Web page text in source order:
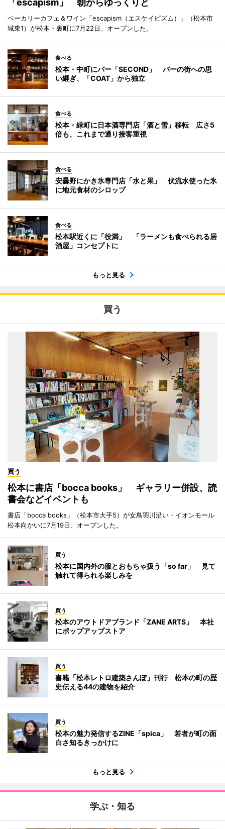
「escapism」 朝からゆっくりと
ベーカリーカフェ＆ワイン「escapism（エスケイピズム）」（松本市
城東1）が松本・裏町に7月22日、オープンした。
食べる
松本・中町にバー「SECOND」 バーの街への思
い継ぎ、「COAT」から独立
食べる
松本・緑町に日本酒専門店「酒と雪」移転 広さ5
倍も、これまで通り接客重視
食べる
安曇野にかき氷専門店「水と果」 伏流水使った氷
に地元食材のシロップ
食べる
松本駅近くに「役満」 「ラーメンも食べられる居
酒屋」コンセプトに
もっと見る
買う
買う
松本に書店「bocca books」 ギャラリー併設、読
書会などイベントも
書店「bocca books」（松本市大手5）が女鳥羽川沿い・イオンモール
松本向かいに7月19日、オープンした。
買う
松本に国内外の服とおもちゃ扱う「so far」 見て
触れて得られる楽しみを
買う
松本のアウトドアブランド「ZANE ARTS」 本社
にポップアップストア
買う
書籍「松本レトロ建築さんぽ」刊行 松本の町の歴
史伝える44の建物を紹介
買う
松本の魅力発信するZINE「spica」 若者が町の面
白さ知るきっかけに
もっと見る
学ぶ・知る